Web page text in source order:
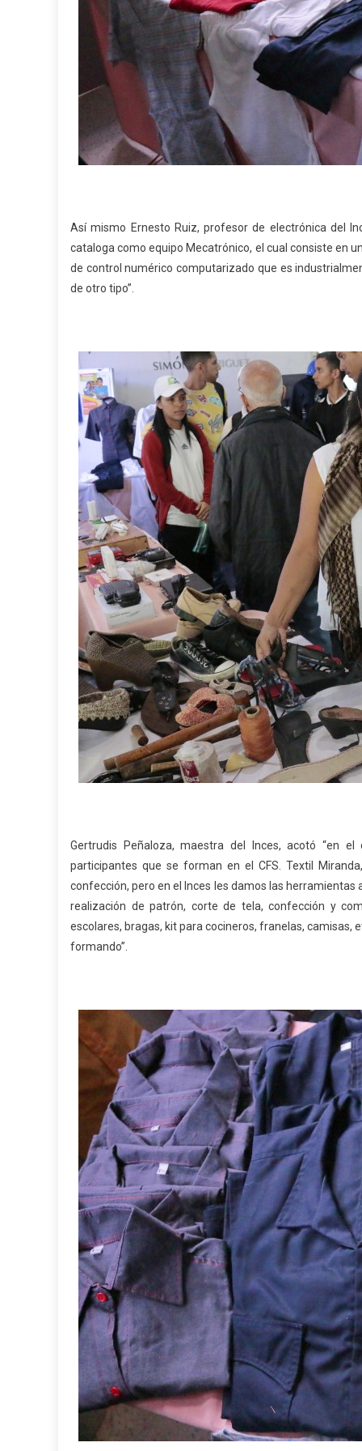
Así mismo Ernesto Ruiz, profesor de electrónica del
cataloga como equipo Mecatrónico, el cual consiste en
de control numérico computarizado que es
de otro tipo”.
Gertrudis Peñaloza, maestra del Inces, acotó “en
participantes que se forman en el CFS. Textil
confección, pero en el Inces les damos las
realización de patrón, corte de tela, confección y
escolares, bragas, kit para cocineros, franelas, camisas,
formando”.